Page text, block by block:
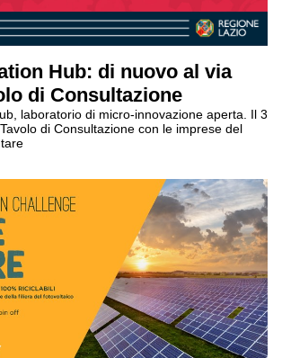
Hub: di nuovo al via
di Consultazione
laboratorio di micro-innovazione aperta. Il 3
di Consultazione con le imprese del